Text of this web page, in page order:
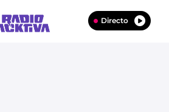
Directo